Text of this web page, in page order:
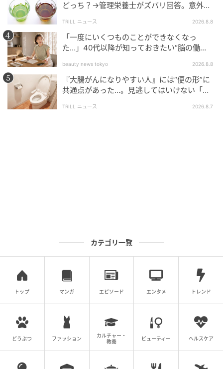
天然コットン100%の構造がムレを抑え、日中の長時間
着用でも快適な状態を保ちます。
夏の長期化による発汗や、年齢とともに変化するバリ
ア機能の低下が気になる場面での日常ケアとして設計
されています。
先行販売ラインナップ
先行販売は2026年6月3日（水）10時より、JEWLINGE
公式オンラインショップで開始します。
薄・入荷待ちとなる場合があります。
フリーナ おりもの用コットンシート 14枚入（トラ
イアル）：税込1,100円
どっち？→管理栄養士がズバリ回答。意外と
TRILL ニュース 2026.8.8
「一度にいくつものことができなくなっ
た…」40代以降が知っておきたい“脳の働
beauty news tokyo 2026.8.8
『大腸がんになりやすい人』には“便の形”に
共通点があった…。見逃してはいけない「危
TRILL ニュース 2026.8.7
カテゴリ一覧
トップ マンガ エピソード エンタメ トレンド
どうぶつ ファッション
カルチャー・
教養
ビューティー ヘルスケア